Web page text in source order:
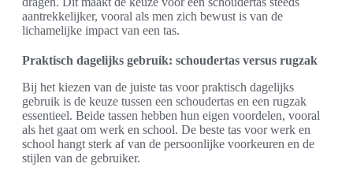
aantrekkelijker, vooral als men zich bewust is van de
lichamelijke impact van een tas.
Praktisch dagelijks gebruik: schoudertas versus rugzak
Bij het kiezen van de juiste tas voor praktisch dagelijks
gebruik is de keuze tussen een schoudertas en een rugzak
essentieel. Beide tassen hebben hun eigen voordelen, vooral
als het gaat om werk en school. De beste tas voor werk en
school hangt sterk af van de persoonlijke voorkeuren en de
stijlen van de gebruiker.